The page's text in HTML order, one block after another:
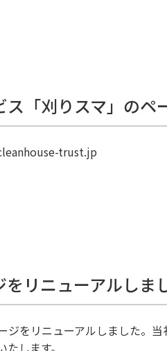
「刈りスマ」のペ
trust.jp
をリニューアルしま
ジをリニューアルしました。